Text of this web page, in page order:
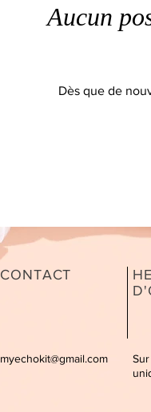
Aucun
Dès que de
CONTACT
myechokit@gmail.com